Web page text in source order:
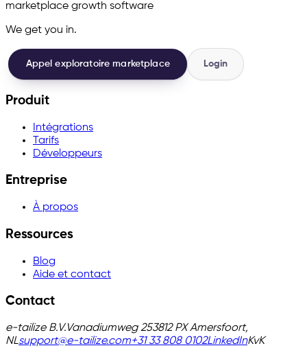
marketplace growth software
We get you in.
Appel exploratoire marketplace Login
Produit
Intégrations
Tarifs
Développeurs
Entreprise
À propos
Ressources
Blog
Aide et contact
Contact
e-tailize B.V.Vanadiumweg 253812 PX Amersfoort,
NLsupport@e-tailize.com+31 33 808 0102LinkedInKvK